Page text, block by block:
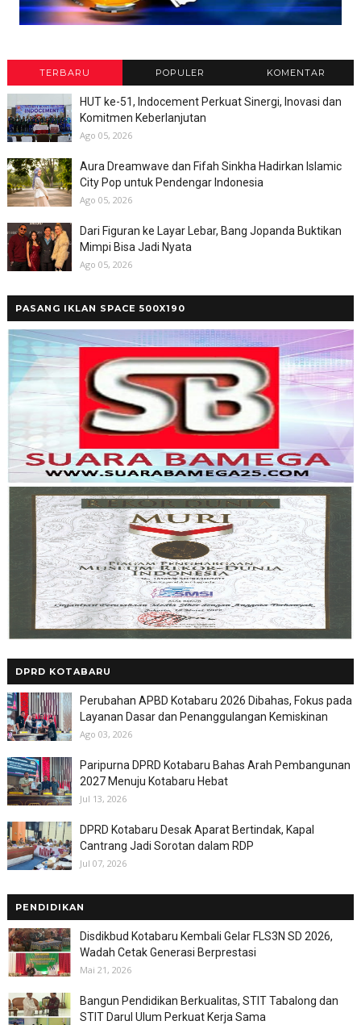
TERBARU POPULER KOMENTAR
HUT ke-51, Indocement Perkuat Sinergi, Inovasi dan
Komitmen Keberlanjutan
Ago 05, 2026
Aura Dreamwave dan Fifah Sinkha Hadirkan Islamic
City Pop untuk Pendengar Indonesia
Ago 05, 2026
Dari Figuran ke Layar Lebar, Bang Jopanda Buktikan
Mimpi Bisa Jadi Nyata
Ago 05, 2026
PASANG IKLAN SPACE 500X190
DPRD KOTABARU
Perubahan APBD Kotabaru 2026 Dibahas, Fokus pada
Layanan Dasar dan Penanggulangan Kemiskinan
Ago 03, 2026
Paripurna DPRD Kotabaru Bahas Arah Pembangunan
2027 Menuju Kotabaru Hebat
Jul 13, 2026
DPRD Kotabaru Desak Aparat Bertindak, Kapal
Cantrang Jadi Sorotan dalam RDP
Jul 07, 2026
PENDIDIKAN
Disdikbud Kotabaru Kembali Gelar FLS3N SD 2026,
Wadah Cetak Generasi Berprestasi
Mai 21, 2026
Bangun Pendidikan Berkualitas, STIT Tabalong dan
STIT Darul Ulum Perkuat Kerja Sama